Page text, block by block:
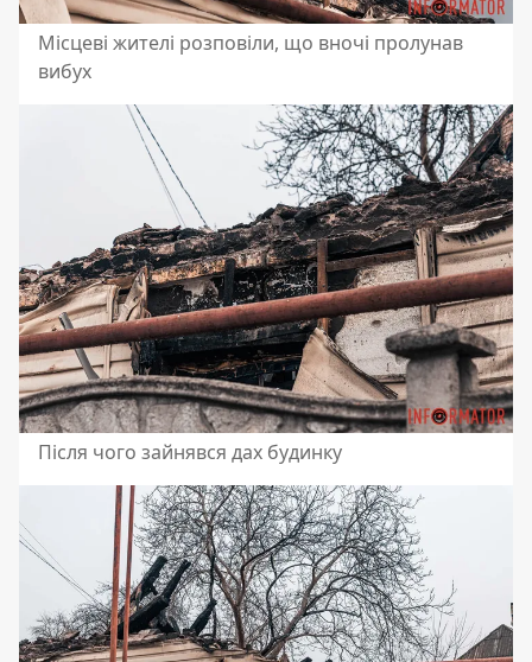
Місцеві жителі розповіли, що вночі пролунав
вибух
Після чого зайнявся дах будинку